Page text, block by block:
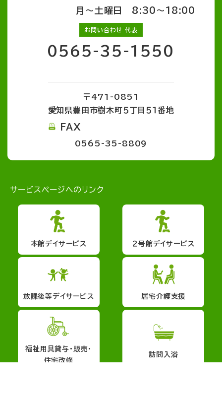
月～土曜日 8:30～18:00
お問い合わせ 代表
0565-35-1550
〒471-0851
愛知県豊田市樹木町５丁目５１番地
FAX
0565-35-8809
サービスページへのリンク
本館デイサービス ２号館デイサービス
放課後等デイサービス 居宅介護支援
福祉用具貸与・販売・
住宅改修
訪問入浴